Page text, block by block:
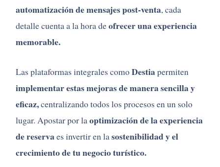
automatización de mensajes post-venta, cada
detalle cuenta a la hora deofrecer una experiencia
memorable.
Las plataformas integrales comoDestiapermiten
implementar estas mejoras de manera sencilla y
eficaz,centralizando todos los procesos en un solo
lugar. Apostar por laoptimización de la experiencia
de reservaes invertir en lasostenibilidad y el
crecimiento de tu negocio turístico.